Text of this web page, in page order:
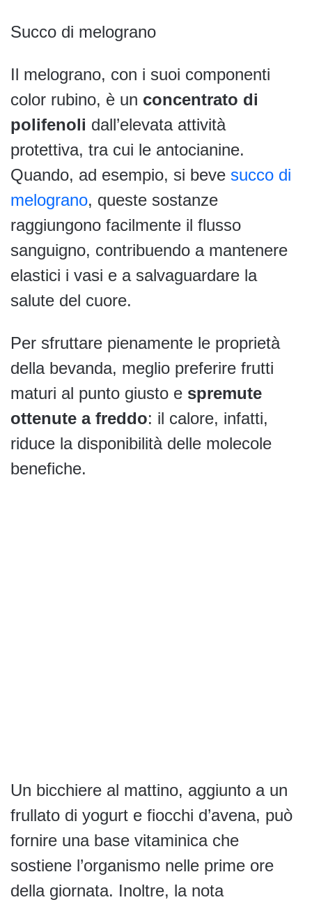
Succo di melograno
Il melograno, con i suoi componenti
color rubino, è un concentrato di
polifenoli dall’elevata attività
protettiva, tra cui le antocianine.
Quando, ad esempio, si beve succo di
melograno, queste sostanze
raggiungono facilmente il flusso
sanguigno, contribuendo a mantenere
elastici i vasi e a salvaguardare la
salute del cuore.
Per sfruttare pienamente le proprietà
della bevanda, meglio preferire frutti
maturi al punto giusto e spremute
ottenute a freddo: il calore, infatti,
riduce la disponibilità delle molecole
benefiche.
Un bicchiere al mattino, aggiunto a un
frullato di yogurt e fiocchi d’avena, può
fornire una base vitaminica che
sostiene l’organismo nelle prime ore
della giornata. Inoltre, la nota